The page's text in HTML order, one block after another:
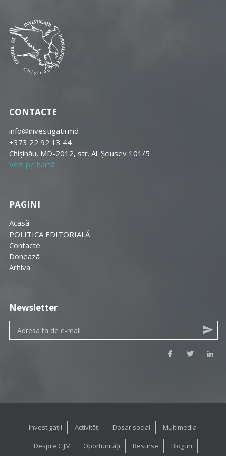
CONTACTE
info@investigatii.md
+373 22 92 13 44
Chişinău, MD-2012, str. Al. Șciusev 101/5
Vezi pe hartă
PAGINI
Acasă
POLITICA EDITORIALĂ
Contacte
Donează
Arhiva
Newsletter
Investigații Activități Dosar social Multimedia
Despre CIJM Oportunități Resurse Bloguri